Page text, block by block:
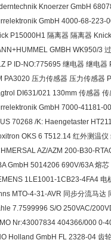
Knoerzer GmbH
GmbH 4000-68-
P15000H1 隔离器 隔离器
GMBH WK950/3
P ID-NO:775695 继电器 继电
PA3020 压力传感器 压力传感器
DI631/021 130mm 传感器
GmbH 7000-41181-
70268 /K: Haengetaster
OKS 6 T512.14 红外测温
AZ/AZM 200-B30-
GmbH 5014206 690V/63A 熔
1LE1001-1CB23-4FA4 电
MTO-4-31-AVR 同步分流马
7.7599996 S/O 250VAC/
Nr:43007834 404366/000 0-
Holland GmbH FL 2328-04 齿